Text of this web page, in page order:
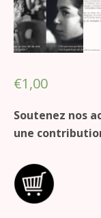
€1,00
Soutenez nos
une